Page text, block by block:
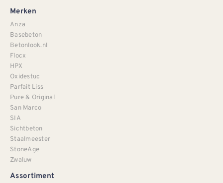
Merken
Anza
Basebeton
Betonlook.nl
Flocx
HPX
Oxidestuc
Parfait Liss
Pure & Original
San Marco
SIA
Sichtbeton
Staalmeester
StoneAge
Zwaluw
Assortiment